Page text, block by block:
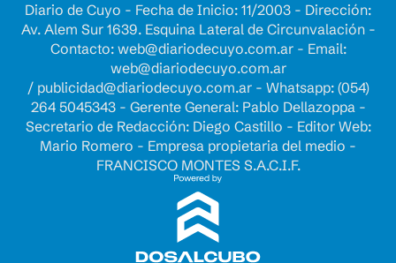
Diario de Cuyo - Fecha de Inicio: 11/2003 - Dirección:
Av. Alem Sur 1639. Esquina Lateral de Circunvalación -
Contacto: web@diariodecuyo.com.ar- Email:
web@diariodecuyo.com.ar
/ publicidad@diariodecuyo.com.ar- Whatsapp: (054)
264 5045343 - Gerente General: Pablo Dellazoppa -
Secretario de Redacción: Diego Castillo - Editor Web:
Mario Romero - Empresa propietaria del medio -
FRANCISCO MONTES S.A.C.I.F.